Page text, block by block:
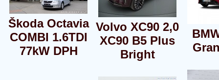
Škoda Octavia
COMBI 1.6TDI
77kW DPH
Volvo XC90 2,0
XC90 B5 Plus
Bright